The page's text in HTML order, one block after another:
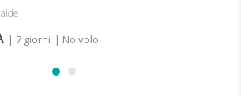
| 7 giorni | No volo